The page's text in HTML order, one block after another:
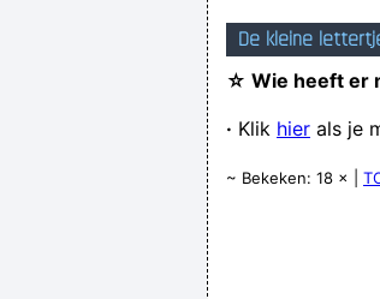
De kleine
☆ Wie heeft er
· Klik hier als je
~ Bekeken: 18 × |